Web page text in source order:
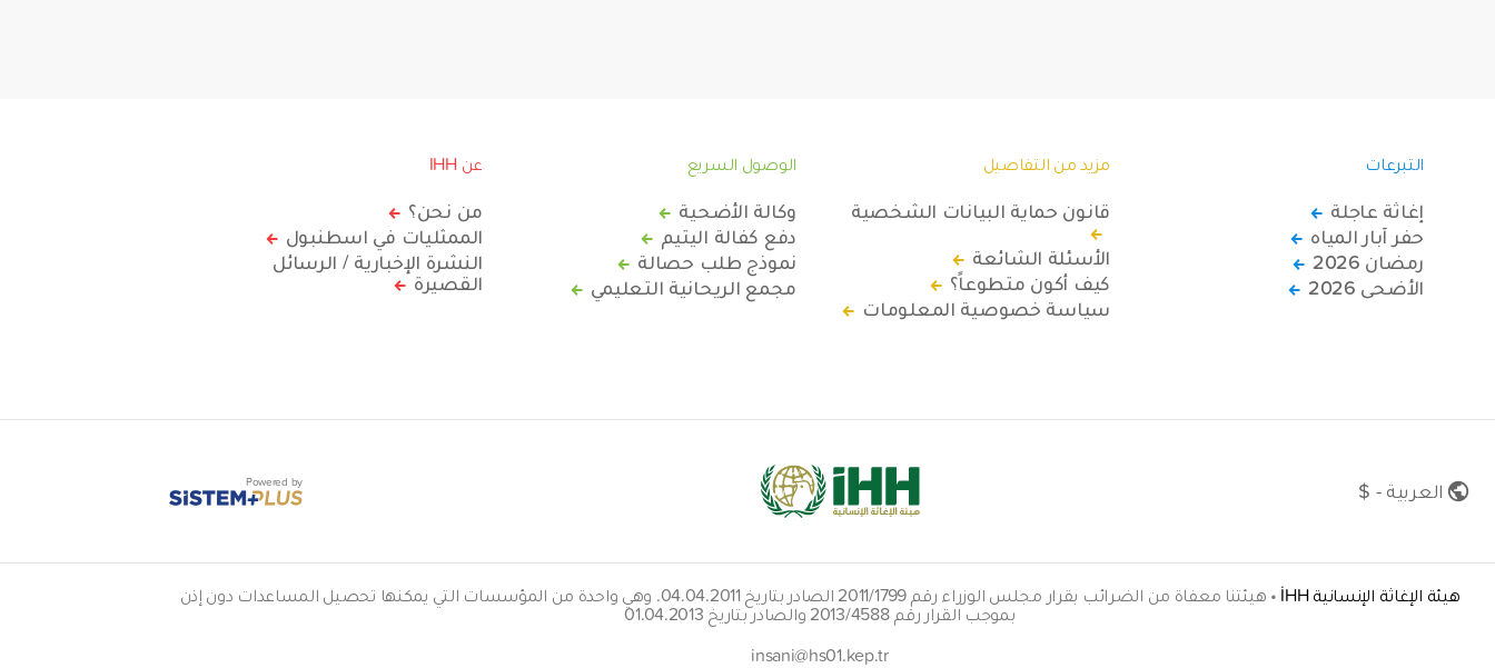
التبرعات
إغاثة عاجلة
حفر آبار المياه
رمضان 2026
الأضحى 2026
مزيد من التفاصيل
قانون حماية البيانات الشخصية
الأسئلة الشائعة
كيف أكون متطوعاً؟
سياسة خصوصية المعلومات
الوصول السريع
وكالة الأضحية
دفع كفالة اليتيم
نموذج طلب حصالة
مجمع الريحانية التعليمي
عن IHH
من نحن؟
الممثليات في اسطنبول
النشرة الإخبارية / الرسائل
القصيرة
العربية - $ Powered by
هيئة الإغاثة الإنسانية İHH • هيئتنا معفاة من الضرائب بقرار مجلس الوزراء رقم 2011/1799 الصادر بتاريخ 04.04.2011. وهي واحدة من المؤسسات التي يمكنها تحصيل المساعدات دون إذن
بموجب القرار رقم 2013/4588 والصادر بتاريخ 01.04.2013
insani@hs01.kep.tr